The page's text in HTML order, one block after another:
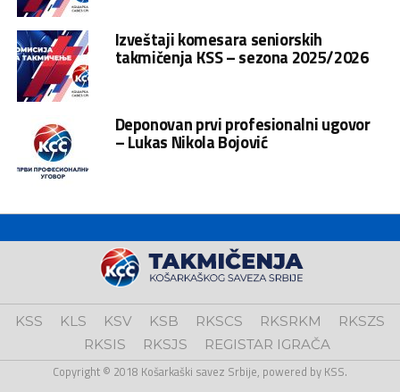
Izveštaji komesara seniorskih
takmičenja KSS – sezona 2025/2026
Deponovan prvi profesionalni ugovor
– Lukas Nikola Bojović
KSS KLS KSV KSB RKSCS RKSRKM
RKSZS
RKSIS
RKSJS REGISTAR IGRAČA
Copyright © 2018 Košarkaški savez Srbije, powered by KSS.